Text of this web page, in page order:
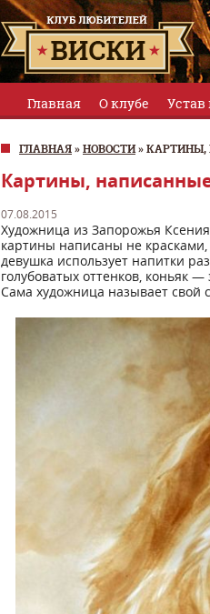
Главная О клубе Устав
ГЛАВНАЯ»НОВОСТИ»КАРТИНЫ,
Картины,
07.08.2015
Художница из Запорожья
картины написаны не
девушка использует напитки
голубоватых оттенков, коньяк
Сама художница называет свой